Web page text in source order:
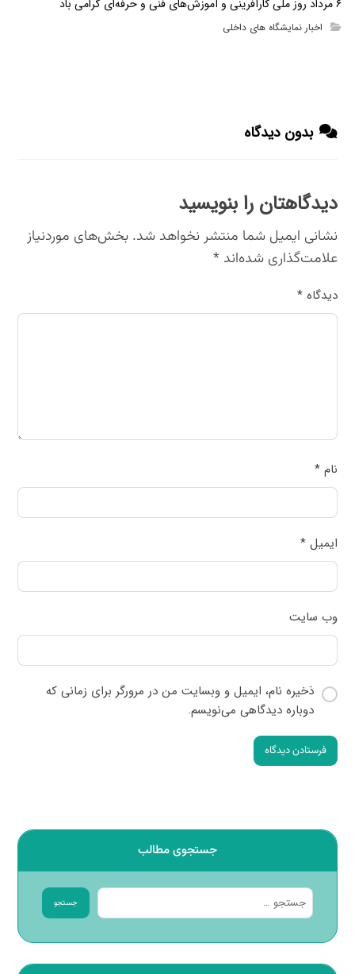
۶ مرداد روز ملی کارآفرینی و آموزش‌های فنی و حرفه‌ای گرامی باد
اخبار نمایشگاه های داخلی
بدون دیدگاه
دیدگاهتان را بنویسید
نشانی ایمیل شما منتشر نخواهد شد. بخش‌های موردنیاز
علامت‌گذاری شده‌اند*
دیدگاه*
نام*
ایمیل*
وب‌ سایت
ذخیره نام، ایمیل و وبسایت من در مرورگر برای زمانی که
دوباره دیدگاهی می‌نویسم.
فرستادن دیدگاه
جستجوی مطالب
جستجو